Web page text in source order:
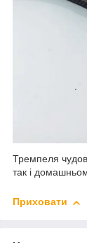
Тремпеля
так і
Приховати